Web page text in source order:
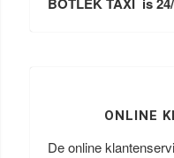
ONLINE
De online